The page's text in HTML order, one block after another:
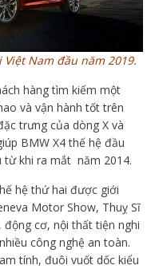
Việt Nam đầu năm2019.
hàng tìm kiếm một
và vận hành tốt trên
trưng của dòng X và
BMW X4 thế hệ đầu
từ khi ra mắt năm 2014.
hệ thứ hai được giới
Motor Show, Thuỵ Sĩ
cơ, nội thất tiện nghi
công nghệ an toàn.
tính, đuôi vuốt dốc kiểu